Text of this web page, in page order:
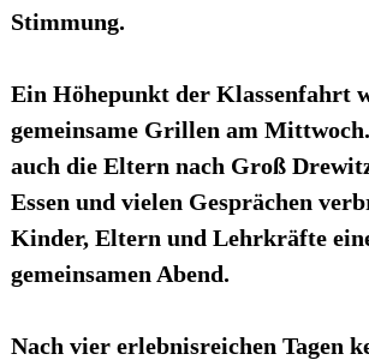
Stimmung.
Ein Höhepunkt der Klassenfahrt
gemeinsame Grillen am
auch die Eltern nach Groß
Essen und vielen Gesprächen
Kinder, Eltern und Lehrkräfte
gemeinsamen Abend.
Nach vier erlebnisreichen Tagen